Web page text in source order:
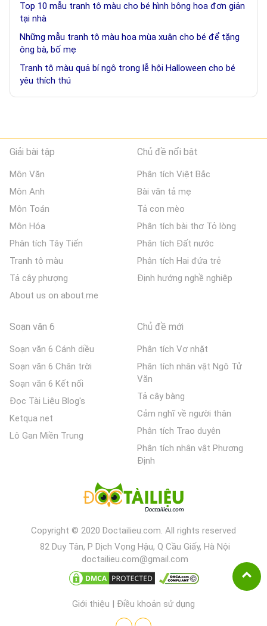
Top 10 mẫu tranh tô màu cho bé hình bông hoa đơn giản
tại nhà
Những mẫu tranh tô màu hoa mùa xuân cho bé để tặng
ông bà, bố mẹ
Tranh tô màu quả bí ngô trong lễ hội Halloween cho bé
yêu thích thú
Giải bài tập
Môn Văn
Môn Anh
Môn Toán
Môn Hóa
Phân tích Tây Tiến
Tranh tô màu
Tả cây phượng
About us on about.me
Chủ đề nổi bật
Phân tích Việt Bắc
Bài văn tả mẹ
Tả con mèo
Phân tích bài thơ Tỏ lòng
Phân tích Đất nước
Phân tích Hai đứa trẻ
Định hướng nghề nghiệp
Soạn văn 6
Soạn văn 6 Cánh diều
Soạn văn 6 Chân trời
Soạn văn 6 Kết nối
Đọc Tài Liệu Blog's
Ketqua net
Lô Gan Miền Trung
Chủ đề mới
Phân tích Vợ nhặt
Phân tích nhân vật Ngô Tử
Văn
Tả cây bàng
Cảm nghĩ về người thân
Phân tích Trao duyên
Phân tích nhân vật Phương
Định
Copyright © 2020 Doctailieu.com. All rights reserved
82 Duy Tân, P Dịch Vọng Hậu, Q Cầu Giấy, Hà Nội
doctailieu.com@gmail.com
Giới thiệu | Điều khoản sử dụng